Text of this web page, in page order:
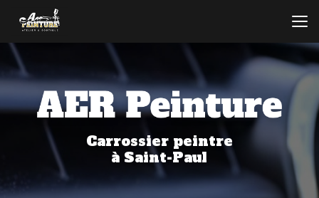
contenu
principal
Carrossier peintre
à Saint-Paul